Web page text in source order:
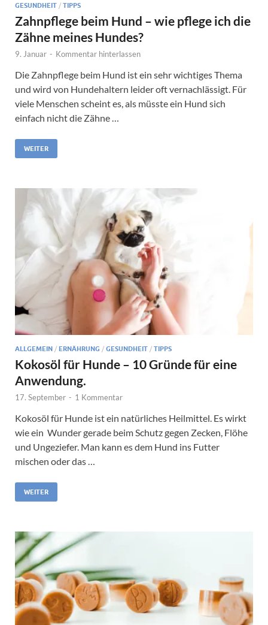
GESUNDHEIT / TIPPS
Zahnpflege beim Hund – wie pflege ich die
Zähne meines Hundes?
9. Januar - Kommentar hinterlassen
Die Zahnpflege beim Hund ist ein sehr wichtiges Thema
und wird von Hundehaltern leider oft vernachlässigt. Für
viele Menschen scheint es, als müsste ein Hund sich
einfach nicht die Zähne …
WEITER
ALLGEMEIN / ERNÄHRUNG / GESUNDHEIT / TIPPS
Kokosöl für Hunde – 10 Gründe für eine
Anwendung.
17. September - 1 Kommentar
Kokosöl für Hunde ist ein natürliches Heilmittel. Es wirkt
wie ein Wunder gerade beim Schutz gegen Zecken, Flöhe
und Ungeziefer. Man kann es dem Hund ins Futter
mischen oder das …
WEITER